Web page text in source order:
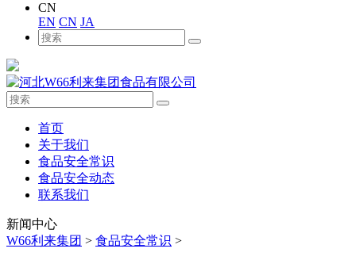
CN
EN CN JA
首页
关于我们
食品安全常识
食品安全动态
联系我们
新闻中心
W66利来集团 > 食品安全常识 >